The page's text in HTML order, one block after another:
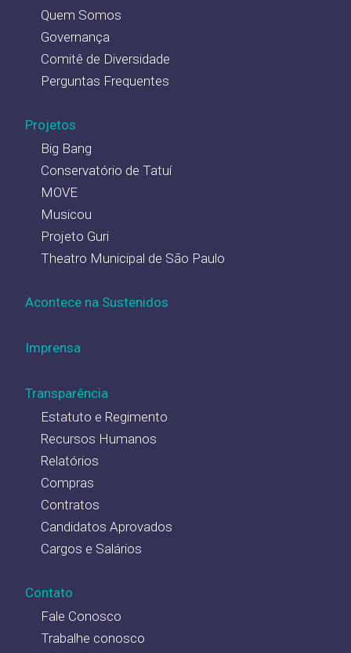
Quem Somos
Governança
Comitê de Diversidade
Perguntas Frequentes
Projetos
Big Bang
Conservatório de Tatuí
MOVE
Musicou
Projeto Guri
Theatro Municipal de São Paulo
Acontece na Sustenidos
Imprensa
Transparência
Estatuto e Regimento
Recursos Humanos
Relatórios
Compras
Contratos
Candidatos Aprovados
Cargos e Salários
Contato
Fale Conosco
Trabalhe conosco